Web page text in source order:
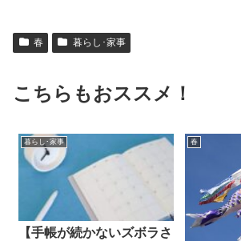
春 暮らし･家事
こちらもおススメ！
暮らし･家事
【手帳が続かないズボラさ
春